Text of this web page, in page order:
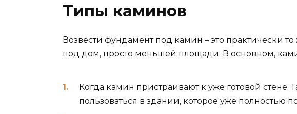
Типы каминов
Возвести фундамент под камин – это практически
под дом, просто меньшей площади. В основном,
Когда камин пристраивают к уже готовой стене.
пользоваться в здании, которое уже полностью